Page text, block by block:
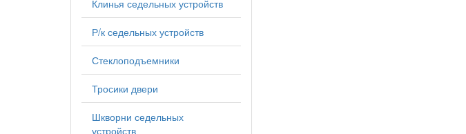
Клинья седельных устройств
Р/к седельных устройств
Стеклоподъемники
Тросики двери
Шкворни седельных
устройств